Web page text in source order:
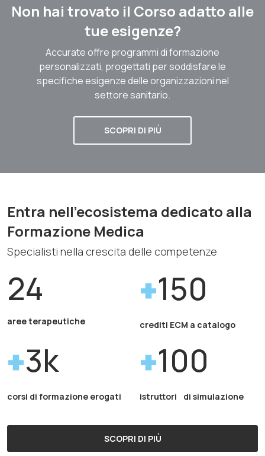
Non hai trovato il Corso adatto alle
tue esigenze?
Accurate offre programmi di formazione
personalizzati, progettati per soddisfare le
specifiche esigenze delle organizzazioni nel
settore sanitario.
SCOPRI DI PIÙ
Entra nell'ecosistema dedicato alla
Formazione Medica
Specialisti nella crescita delle competenze
24
aree terapeutiche
150
crediti ECM a catalogo
3k
corsi di formazione erogati
100
istruttori di simulazione
SCOPRI DI PIÙ